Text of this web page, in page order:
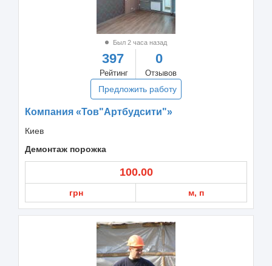
Был 2 часа назад
397
Рейтинг
0
Отзывов
Предложить работу
Компания «Тов"Артбудсити"»
Киев
Демонтаж порожка
100.00
грн м, п